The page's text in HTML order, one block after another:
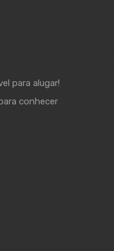
para alugar!
conhecer